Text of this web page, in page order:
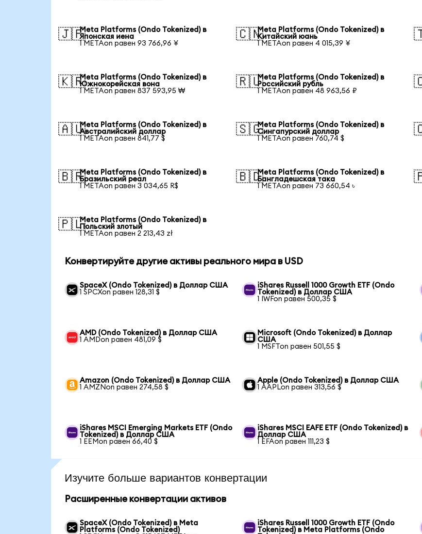
🇯🇵Meta Platforms (Ondo Tokenized) в
Японская иена
1 METAon равен 93 766,96 ¥
🇨🇳Meta Platforms (Ondo Tokenized) в
Китайский юань
1 METAon равен 4 015,39 ¥
🇰🇷Meta Platforms (Ondo Tokenized) в
Южнокорейская вона
1 METAon равен 837 593,95 ₩
🇷🇺Meta Platforms (Ondo Tokenized) в
Российский рубль
1 METAon равен 48 963,56 ₽
🇦🇺Meta Platforms (Ondo Tokenized) в
Австралийский доллар
1 METAon равен 841,77 $
🇸🇬Meta Platforms (Ondo Tokenized) в
Сингапурский доллар
1 METAon равен 760,74 $
🇧🇷Meta Platforms (Ondo Tokenized) в
Бразильский реал
1 METAon равен 3 034,65 R$
🇧🇩Meta Platforms (Ondo Tokenized) в
Бангладешская така
1 METAon равен 73 660,54 ৳
🇵🇱Meta Platforms (Ondo Tokenized) в
Польский злотый
1 METAon равен 2 213,43 zł
Конвертируйте другие активы реального мира в USD
SpaceX (Ondo Tokenized) в Доллар США
1 SPCXon равен 128,31 $
iShares Russell 1000 Growth ETF (Ondo
Tokenized) в Доллар США
1 IWFon равен 500,35 $
AMD (Ondo Tokenized) в Доллар США
1 AMDon равен 481,09 $
Microsoft (Ondo Tokenized) в Доллар
США
1 MSFTon равен 501,55 $
Amazon (Ondo Tokenized) в Доллар США
1 AMZNon равен 274,58 $
Apple (Ondo Tokenized) в Доллар США
1 AAPLon равен 313,56 $
iShares MSCI Emerging Markets ETF (Ondo
Tokenized) в Доллар США
1 EEMon равен 66,40 $
iShares MSCI EAFE ETF (Ondo Tokenized) в
Доллар США
1 EFAon равен 111,23 $
Изучите больше вариантов конвертации
Расширенные конвертации активов
SpaceX (Ondo Tokenized) в Meta
Platforms (Ondo Tokenized)
iShares Russell 1000 Growth ETF (Ondo
Tokenized) в Meta Platforms (Ondo